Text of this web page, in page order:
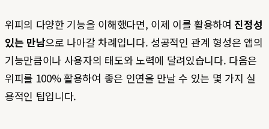
위피의 다양한 기능을 이해했다면, 이제 이를 활용하여 진정성
있는 만남으로 나아갈 차례입니다. 성공적인 관계 형성은 앱의
기능만큼이나 사용자의 태도와 노력에 달려있습니다. 다음은
위피를 100% 활용하여 좋은 인연을 만날 수 있는 몇 가지 실
용적인 팁입니다.